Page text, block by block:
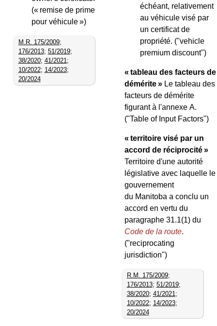
(« remise de prime
pour véhicule »)
M.R. 175/2009;
176/2013; 51/2019;
38/2020; 41/2021 ;
10/2022; 14/2023;
20/2024
échéant, relativement
au véhicule visé par
un certificat de
propriété. ("vehicle
premium discount")
« tableau des facteurs de
démérite » Le tableau des
facteurs de démérite
figurant à l'annexe A.
("Table of Input Factors")
« territoire visé par un
accord de réciprocité »
Territoire d'une autorité
législative avec laquelle le
gouvernement
du Manitoba a conclu un
accord en vertu du
paragraphe 31.1(1) du
Code de la route.
("reciprocating
jurisdiction")
R.M. 175/2009;
176/2013; 51/2019;
38/2020; 41/2021 ;
10/2022; 14/2023;
20/2024